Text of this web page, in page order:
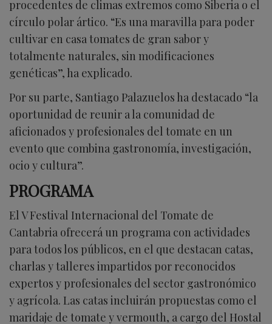
procedentes de climas extremos como Siberia o el
círculo polar ártico. “Es una maravilla para poder
cultivar en casa tomates de gran sabor y
totalmente naturales, sin modificaciones
genéticas”, ha explicado.
Por su parte, Santiago Palazuelos ha destacado “la
oportunidad de reunir a la comunidad de
aficionados y profesionales del tomate en un
evento que combina gastronomía, investigación,
ocio y cultura”.
PROGRAMA
El V Festival Internacional del Tomate de
Cantabria ofrecerá un programa con actividades
para todos los públicos, en el que destacan catas,
charlas y talleres impartidos por reconocidos
expertos y profesionales del sector gastronómico
y agrícola. Las catas incluirán propuestas como el
maridaje de tomate y vermouth, a cargo del Hostal